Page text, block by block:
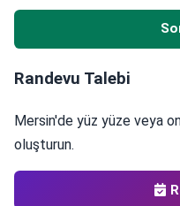
Randevu Talebi
Mersin'de yüz yüze veya
oluşturun.